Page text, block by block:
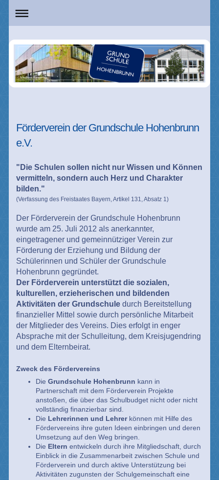
Förderverein der Grundschule Hohenbrunn
e.V.
"Die Schulen sollen nicht nur Wissen und Können
vermitteln, sondern auch Herz und Charakter
bilden."
(Verfassung des Freistaates Bayern, Artikel 131, Absatz 1)
Der Förderverein der Grundschule Hohenbrunn
wurde am 25. Juli 2012 als anerkannter,
eingetragener und gemeinnütziger Verein zur
Förderung der Erziehung und Bildung der
Schülerinnen und Schüler der Grundschule
Hohenbrunn gegründet.
Der Förderverein unterstützt die sozialen,
kulturellen, erzieherischen und bildenden
Aktivitäten der Grundschuledurch Bereitstellung
finanzieller Mittel sowie durch persönliche Mitarbeit
der Mitglieder des Vereins. Dies erfolgt in enger
Absprache mit der Schulleitung, dem Kreisjugendring
und dem Elternbeirat.
Zweck des Fördervereins
Die Grundschule Hohenbrunn kann in
Partnerschaft mit dem Förderverein Projekte
anstoßen, die über das Schulbudget nicht oder nicht
vollständig finanzierbar sind.
Die Lehrerinnen und Lehrerkönnen mit Hilfe des
Fördervereins ihre guten Ideen einbringen und deren
Umsetzung auf den Weg bringen.
Die Eltern entwickeln durch ihre Mitgliedschaft, durch
Einblick in die Zusammenarbeit zwischen Schule und
Förderverein und durch aktive Unterstützung bei
Aktivitäten zugunsten der Schulgemeinschaft eine